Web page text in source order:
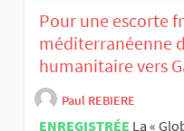
Pour une escorte
méditerranéenne
humanitaire vers
Paul REBIERE
ENREGISTRÉE La «